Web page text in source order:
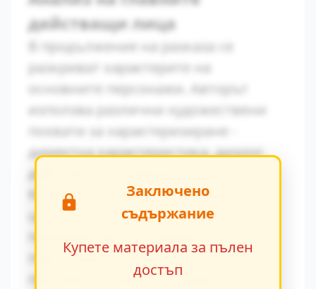
действащи лица
В продължение на разказа се
разкриват характерите на
основните персонажи. Авторът
използва различни художествени
похвати за характеризиране -
директна характеристика, диалог,
действия и вътрешен монолог.
Конфликтът между традиционните
ценности и модерните идеи се
персонажите. Това
противопоставяне създава
Заключено
съдържание
Купете материала за пълен
достъп